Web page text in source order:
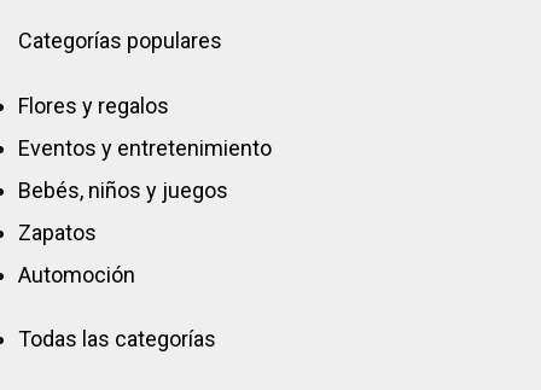
Categorías populares
Flores y regalos
Eventos y entretenimiento
Bebés, niños y juegos
Zapatos
Automoción
Todas las categorías